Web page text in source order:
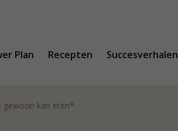
Plan Recepten Succesverhalen
gewoon kan eten*